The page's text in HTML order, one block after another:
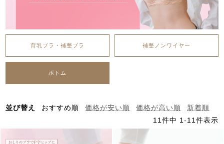
育乳ブラ・補整ブラ 補整ノンワイヤー
ボトム
並び替え おすすめ順 価格が安い順 価格が高い順
新着順
11 件中 1 -11 件表示